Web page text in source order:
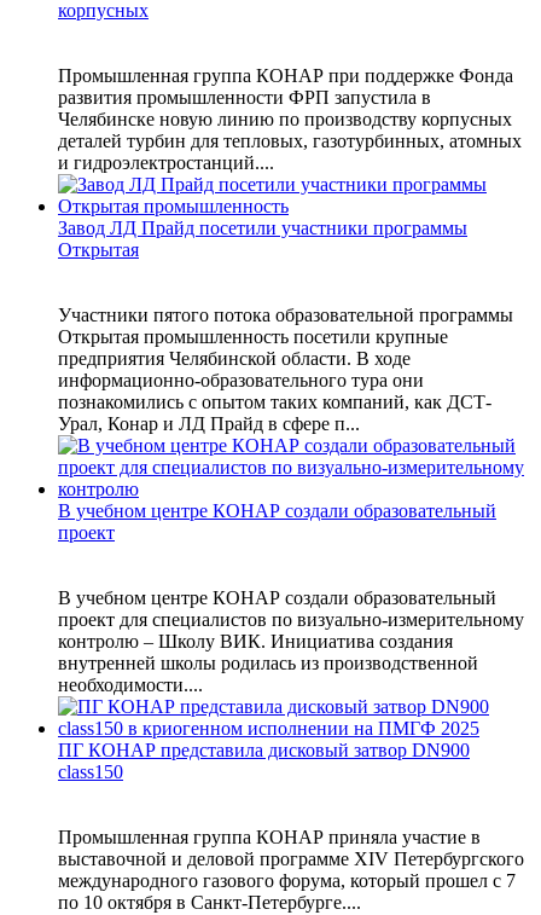
корпусных
Промышленная группа КОНАР при поддержке Фонда
развития промышленности ФРП запустила в
Челябинске новую линию по производству корпусных
деталей турбин для тепловых, газотурбинных, атомных
и гидроэлектростанций....
Завод ЛД Прайд посетили участники программы
Открытая
Участники пятого потока образовательной программы
Открытая промышленность посетили крупные
предприятия Челябинской области. В ходе
информационно-образовательного тура они
познакомились с опытом таких компаний, как ДСТ-
Урал, Конар и ЛД Прайд в сфере п...
В учебном центре КОНАР создали образовательный
проект
В учебном центре КОНАР создали образовательный
проект для специалистов по визуально-измерительному
контролю – Школу ВИК. Инициатива создания
внутренней школы родилась из производственной
необходимости....
ПГ КОНАР представила дисковый затвор DN900
class150
Промышленная группа КОНАР приняла участие в
выставочной и деловой программе XIV Петербургского
международного газового форума, который прошел с 7
по 10 октября в Санкт-Петербурге....